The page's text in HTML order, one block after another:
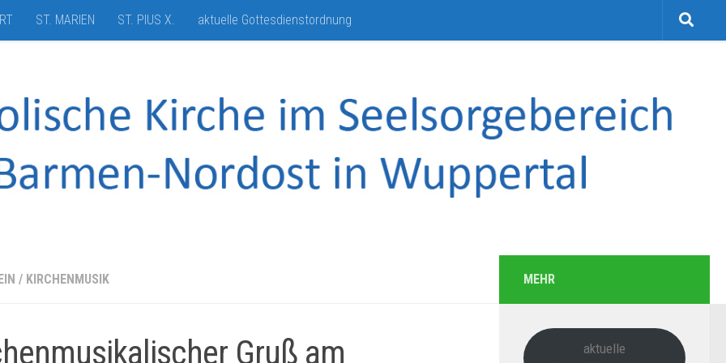
ST. MARIEN ST. PIUS X. aktuelle Gottesdienstordnung
/ KIRCHENMUSIK
Gruß am
MEHR
aktuelle